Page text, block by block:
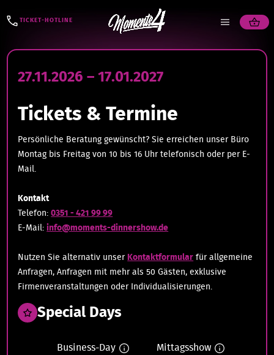
TICKET-HOTLINE
27.11.2026 – 17.01.2027
Tickets & Termine
Persönliche Beratung gewünscht? Sie erreichen unser Büro
Montag bis Freitag von 10 bis 16 Uhr telefonisch oder per E-
Mail.
Kontakt
Telefon:0351 - 421 99 99
E-Mail: info@moments-dinnershow.de
Nutzen Sie alternativ unser Kontaktformular für allgemeine
Anfragen, Anfragen mit mehr als 50 Gästen, exklusive
Firmenveranstaltungen oder Individualisierungen.
Special Days
Business-Day Mittagsshow